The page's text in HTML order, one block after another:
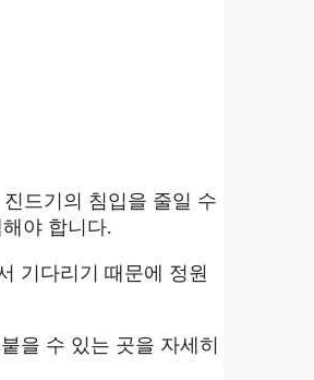
드기의 침입을 줄일 수
야 합니다.
기다리기 때문에 정원
을 수 있는 곳을 자세히